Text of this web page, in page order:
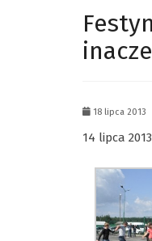
18 lipca 2013
14 lipca